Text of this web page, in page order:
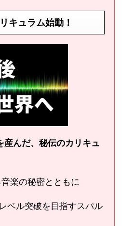
キュラム始動！
産んだ、秘伝のカリキュ
楽の秘密とともに
ベル突破を目指すスパル